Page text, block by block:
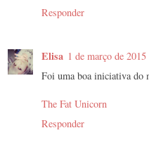
Responder
Elisa 1 de março de
Foi uma boa iniciativa do
The Fat Unicorn
Responder